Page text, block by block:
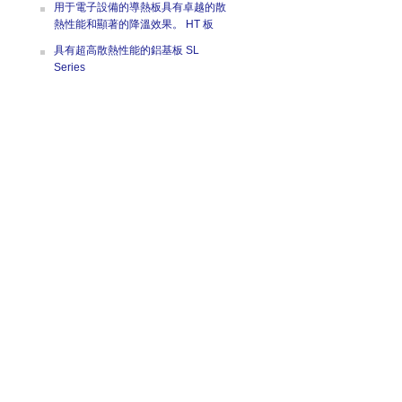
用于電子設備的導熱板具有卓越的散
熱性能和顯著的降溫效果。 HT 板
具有超高散熱性能的鋁基板 SL
Series